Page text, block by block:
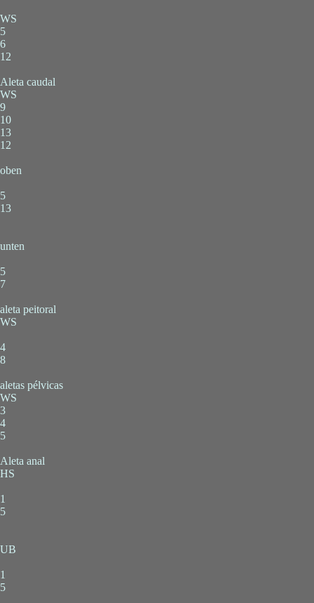
WS
5
6
12
Aleta caudal
WS
9
10
13
12
oben
5
13
unten
5
7
aleta peitoral
WS
4
8
aletas pélvicas
WS
3
4
5
Aleta anal
HS
1
5
UB
1
5